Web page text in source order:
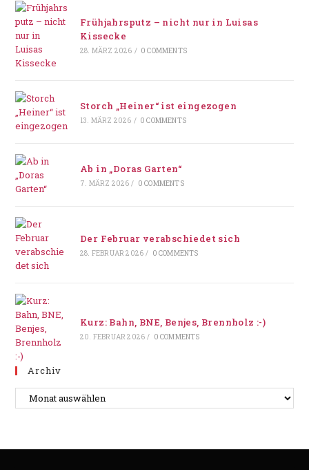
Frühjahrsputz – nicht nur in Luisas
Kissecke
28. MÄRZ 2026 / 0 COMMENTS
Storch „Heiner“ ist eingezogen
13. MÄRZ 2026 / 0 COMMENTS
Ab in „Doras Garten“
7. MÄRZ 2026 / 0 COMMENTS
Der Februar verabschiedet sich
28. FEBRUAR 2026 / 0 COMMENTS
Kurz: Bahn, BNE, Benjes, Brennholz :-)
20. FEBRUAR 2026 / 0 COMMENTS
Archiv